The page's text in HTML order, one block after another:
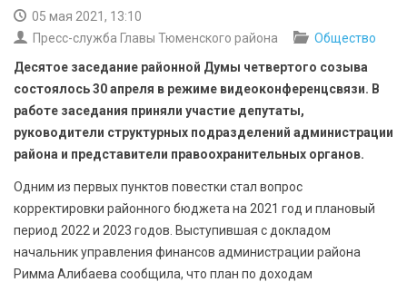
БЕЗОПАСНОСТЬ
АРХИВ PDF
05 мая 2021, 13:10
Пресс-служба Главы Тюменского района
Общество
Десятое заседание районной Думы четвертого созыва
состоялось 30 апреля в режиме видеоконференцсвязи. В
работе заседания приняли участие депутаты,
руководители структурных подразделений администрации
района и представители правоохранительных органов.
Одним из первых пунктов повестки стал вопрос
корректировки районного бюджета на 2021 год и плановый
период 2022 и 2023 годов. Выступившая с докладом
начальник управления финансов администрации района
Римма Алибаева сообщила, что план по доходам